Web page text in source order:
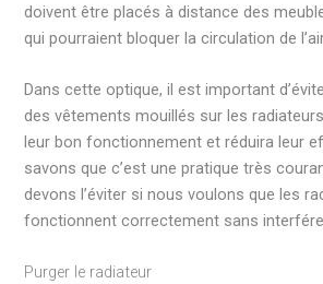
doivent être placés à distance des
qui pourraient bloquer la circulation de
Dans cette optique, il est important
des vêtements mouillés sur les
leur bon fonctionnement et réduira leur
savons que c’est une pratique très
devons l’éviter si nous voulons que les
fonctionnent correctement sans
Purger le radiateur